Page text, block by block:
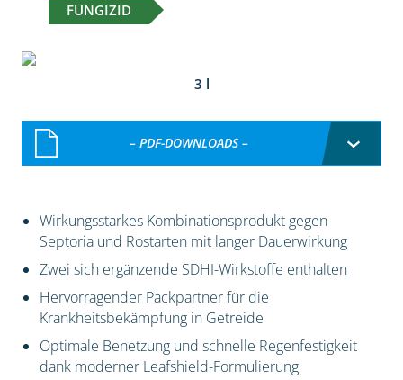
FUNGIZID
3 l
– PDF-DOWNLOADS –
Wirkungsstarkes Kombinationsprodukt gegen
Septoria und Rostarten mit langer Dauerwirkung
Zwei sich ergänzende SDHI-Wirkstoffe enthalten
Hervorragender Packpartner für die
Krankheitsbekämpfung in Getreide
Optimale Benetzung und schnelle Regenfestigkeit
dank moderner Leafshield-Formulierung